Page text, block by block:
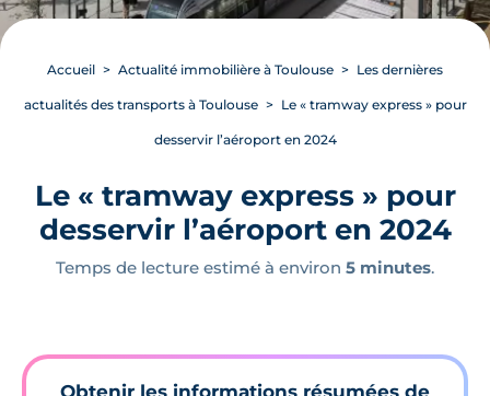
Accueil Actualité immobilière à Toulouse Les dernières
actualités des transports à Toulouse Le « tramway express » pour
desservir l’aéroport en 2024
Le « tramway express » pour
desservir l’aéroport en 2024
Temps de lecture estimé à environ 5 minutes.
Obtenir les informations résumées de